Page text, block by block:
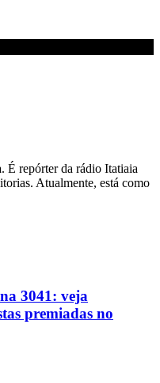
É repórter da rádio Itatiaia
Atualmente, está como
3041: veja
premiadas no